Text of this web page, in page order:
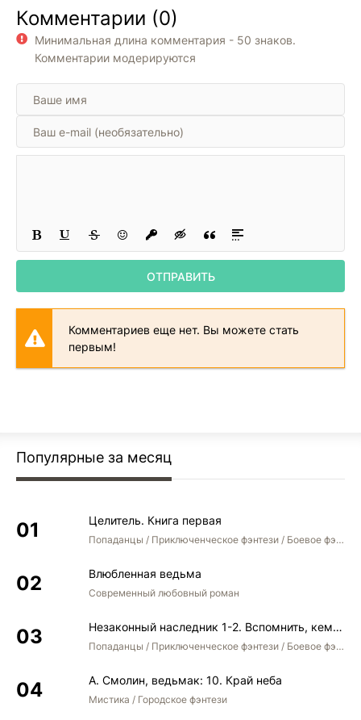
Комментарии (0)
Минимальная длина комментария - 50 знаков.
Комментарии модерируются
ОТПРАВИТЬ
Комментариев еще нет. Вы можете стать
первым!
Популярные за месяц
Целитель. Книга первая
Попаданцы / Приключенческое фэнтези / Боевое фэнтези
Влюбленная ведьма
Современный любовный роман
Незаконный наследник 1-2. Вспомнить, кем был. Стать собой. Остаться собой
Попаданцы / Приключенческое фэнтези / Боевое фэнтези / Юмористическое фэнтези
А. Смолин, ведьмак: 10. Край неба
Мистика / Городское фэнтези